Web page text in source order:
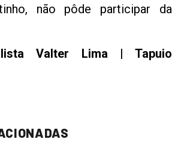
não pôde participar da
Valter Lima | Tapuio